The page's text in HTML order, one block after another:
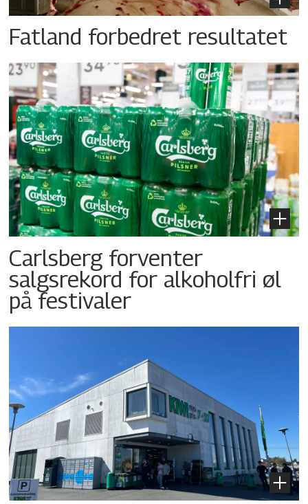
Fatland forbedret resultatet
Carlsberg forventer
salgsrekord for alkoholfri øl
på festivaler